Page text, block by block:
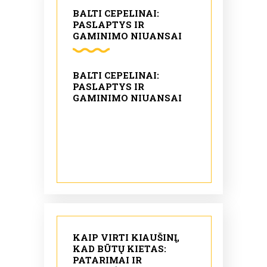
BALTI CEPELINAI:
PASLAPTYS IR
GAMINIMO NIUANSAI
BALTI CEPELINAI:
PASLAPTYS IR
GAMINIMO NIUANSAI
KAIP VIRTI KIAUŠINĮ,
KAD BŪTŲ KIETAS:
PATARIMAI IR